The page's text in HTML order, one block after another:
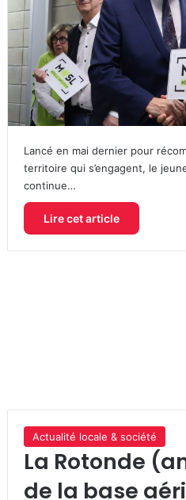
Lancé en mai dernier pour
territoire qui s’engagent, le
continue…
Lire cet article
Actualité locale & société
La Rotonde
de la base